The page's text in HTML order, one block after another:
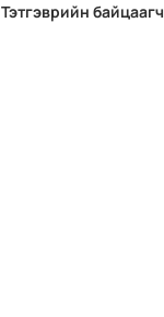
Тэтгэврийн байцаагч